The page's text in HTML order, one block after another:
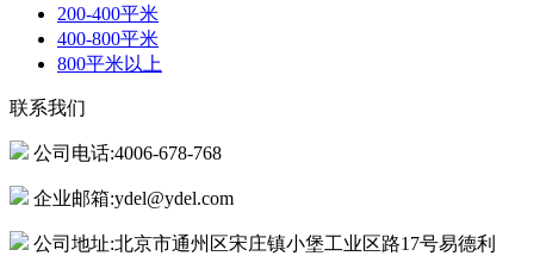
200-400平米
400-800平米
800平米以上
联系我们
公司电话:4006-678-768
企业邮箱:ydel@ydel.com
公司地址:北京市通州区宋庄镇小堡工业区路17号易德利